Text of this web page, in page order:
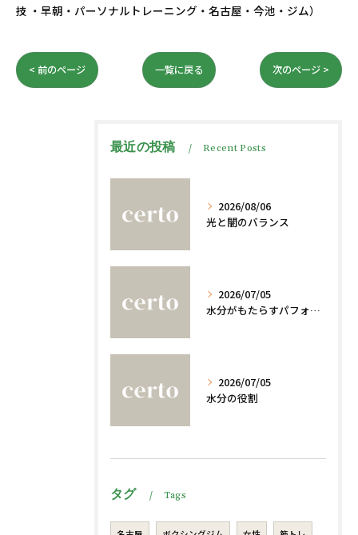
技 ・早朝・パーソナルトレーニング・名古屋・今池・ジム）
< 前のページ 一覧に戻る 次のページ >
最近の投稿 Recent Posts
2026/08/06
光と闇のバランス
2026/07/05
水分がもたらすパフォーマンスへの影響
2026/07/05
水分の役割
タグ Tags